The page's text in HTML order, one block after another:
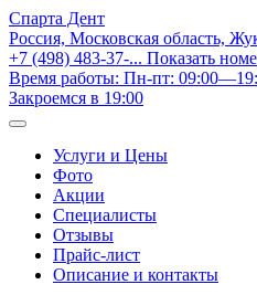
Спарта Дент
Россия, Московская область,
+7 (498) 483-37-... Показать
Время работы: Пн-пт:
Закроемся в 19:00
Услуги и Цены
Фото
Акции
Специалисты
Отзывы
Прайс-лист
Описание и контакты